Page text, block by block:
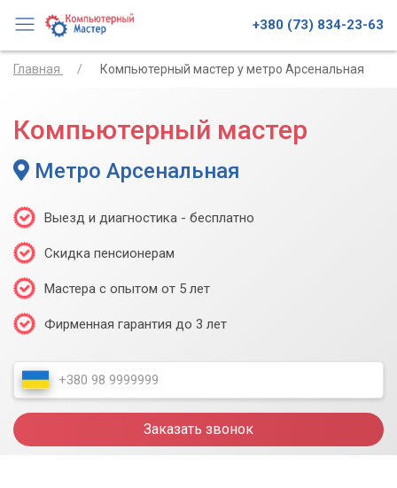
+380 (73) 834-23-63
Главная Компьютерный мастер у метро Арсенальная
Компьютерный мастер
Метро Арсенальная
Выезд и диагностика - бесплатно
Скидка пенсионерам
Мастера с опытом от 5 лет
Фирменная гарантия до 3 лет
Заказать звонок